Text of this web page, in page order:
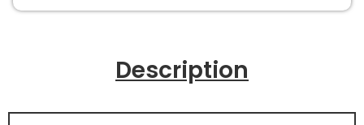
Description